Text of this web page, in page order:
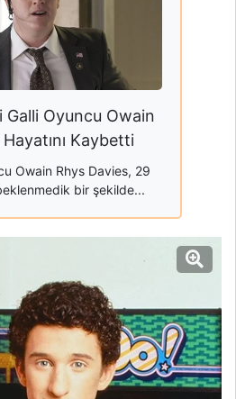
Galli Oyuncu Owain
Kaybetti
Owain Rhys Davies, 29
bir şekilde...